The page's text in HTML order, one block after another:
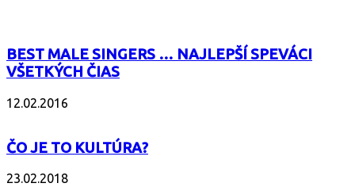
BEST MALE SINGERS … NAJLEPŠÍ SPEVÁCI
VŠETKÝCH ČIAS
12.02.2016
ČO JE TO KULTÚRA?
23.02.2018